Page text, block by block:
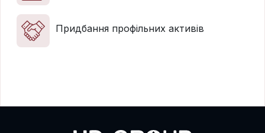
Придбання профільних активів